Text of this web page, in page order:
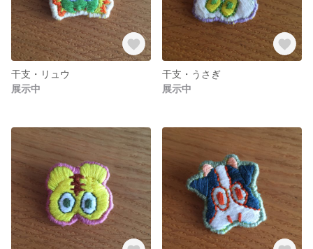
干支・リュウ
展示中
干支・うさぎ
展示中